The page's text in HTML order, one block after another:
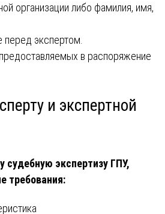
организации либо фамилия, имя,
экспертом.
в распоряжение
и экспертной
экспертизу ГПУ,
требования: